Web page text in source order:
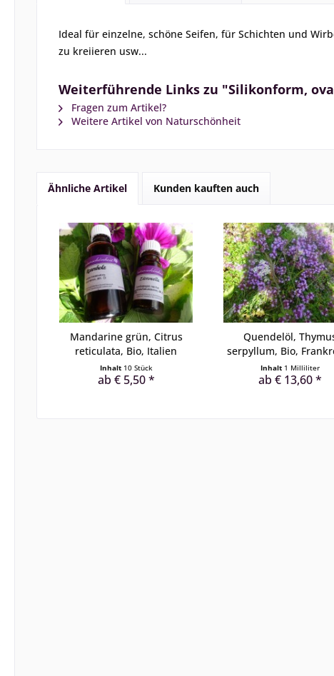
Ideal für einzelne, schöne Seifen, für Schichten und
zu kreiieren usw...
Weiterführende Links zu "Silikonform,
Fragen zum Artikel?
Weitere Artikel von Naturschönheit
Ähnliche Artikel Kunden kauften auch
Mandarine grün, Citrus
reticulata, Bio, Italien
Inhalt 10 Stück
ab € 5,50 *
Quendelöl,
serpyllum, Bio,
Inhalt 1 Milliliter
ab € 13,60 *